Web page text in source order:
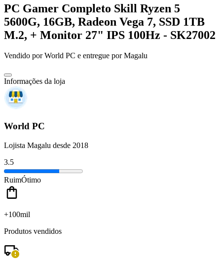
PC Gamer Completo Skill Ryzen 5
5600G, 16GB, Radeon Vega 7, SSD 1TB
M.2, + Monitor 27" IPS 100Hz - SK27002
Vendido porWorld PC e entregue por Magalu
Informações da loja
World PC
Lojista Magalu desde 2018
3.5
RuimÓtimo
+100mil
Produtos vendidos